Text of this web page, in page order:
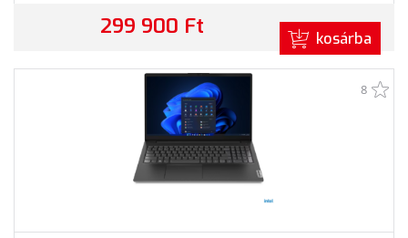
299 900 Ft kosárba
8